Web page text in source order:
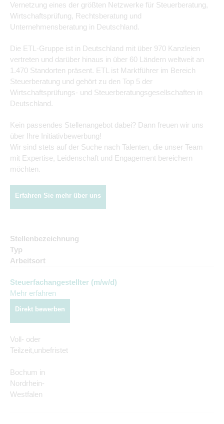
Vernetzung eines der größten Netzwerke für Steuerberatung,
Wirtschaftsprüfung, Rechtsberatung und
Unternehmensberatung in Deutschland.
Die ETL-Gruppe ist in Deutschland mit über 970 Kanzleien
vertreten und darüber hinaus in über 60 Ländern weltweit an
1.470 Standorten präsent. ETL ist Marktführer im Bereich
Steuerberatung und gehört zu den Top 5 der
Wirtschaftsprüfungs- und Steuerberatungsgesellschaften in
Deutschland.
Kein passendes Stellenangebot dabei? Dann freuen wir uns
über Ihre Initiativbewerbung!
Wir sind stets auf der Suche nach Talenten, die unser Team
mit Expertise, Leidenschaft und Engagement bereichern
möchten.
Erfahren Sie mehr über uns
Stellenbezeichnung
Typ
Arbeitsort
Steuerfachangestellter (m/w/d)
Mehr erfahren
Direkt bewerben
Voll- oder
Teilzeit,unbefristet
Bochum in
Nordrhein-
Westfalen